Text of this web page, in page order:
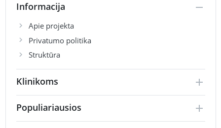
Informacija
Apie projekta
Privatumo politika
Struktūra
Klinikoms
Populiariausios